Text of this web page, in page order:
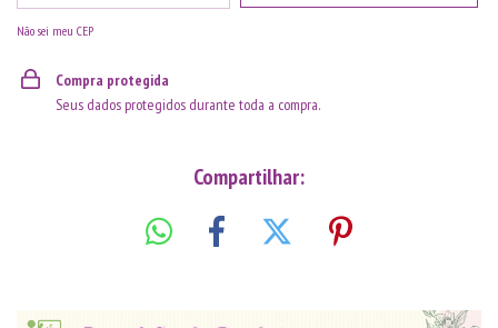
Não sei meu CEP
Compra protegida
Seus dados protegidos durante toda a compra.
Compartilhar: